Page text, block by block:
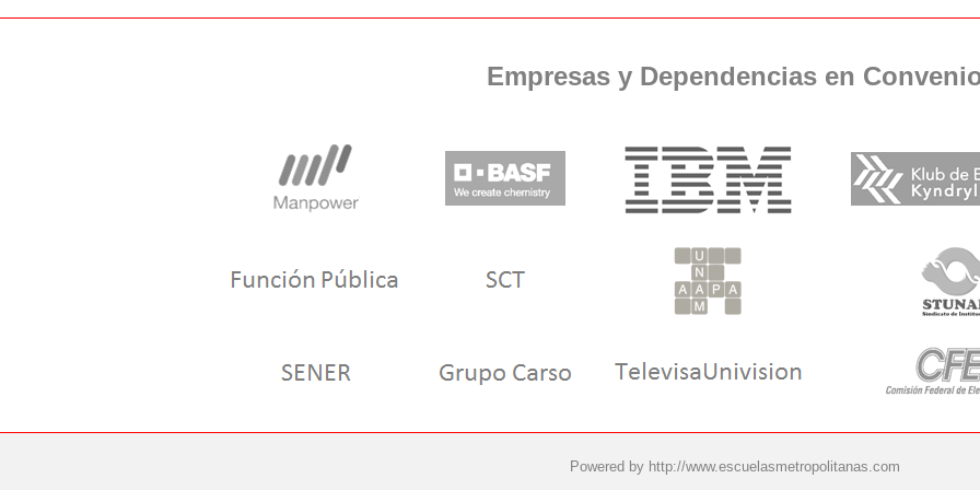
Empresas y Dependencias en
Powered by http://www.escuelasmetropolitanas.com